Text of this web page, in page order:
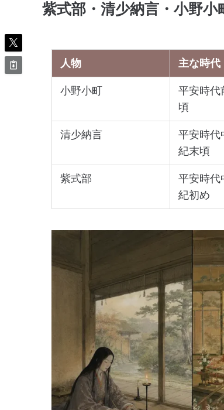
紫式部・清少納言・小野
人物 主な時代
小野小町
平安時代
頃
清少納言
平安時代
紀末頃
紫式部
平安時代
紀初め